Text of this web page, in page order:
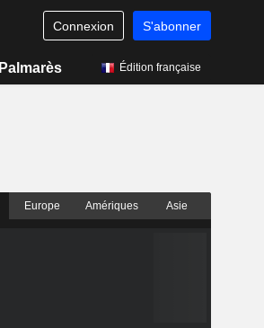
Connexion S'abonner
Palmarès Édition française
Europe Amériques Asie